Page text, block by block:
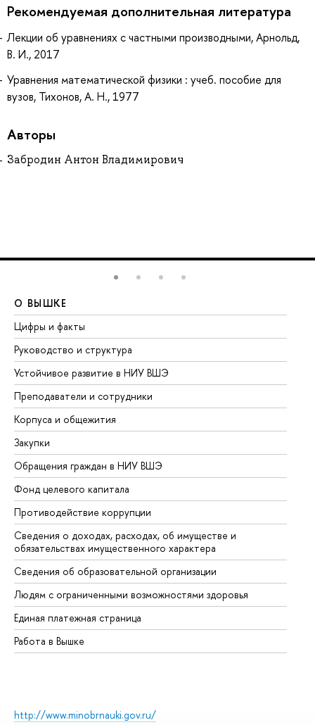
Рекомендуемая дополнительная литература
Лекции об уравнениях с частными производными, Арнольд,
В. И., 2017
Уравнения математической физики : учеб. пособие для
вузов, Тихонов, А. Н., 1977
Авторы
Забродин Антон Владимирович
О ВЫШКЕ
Цифры и факты
Руководство и структура
Устойчивое развитие в НИУ ВШЭ
Преподаватели и сотрудники
Корпуса и общежития
Закупки
Обращения граждан в НИУ ВШЭ
Фонд целевого капитала
Противодействие коррупции
Сведения о доходах, расходах, об имуществе и
обязательствах имущественного характера
Сведения об образовательной организации
Людям с ограниченными возможностями здоровья
Единая платежная страница
Работа в Вышке
http://www.minobrnauki.gov.ru/